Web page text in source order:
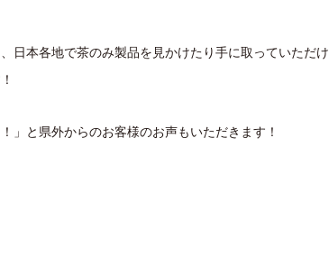
日本各地で茶のみ製品を見かけたり手に取っていただけ
」と県外からのお客様のお声もいただきます！